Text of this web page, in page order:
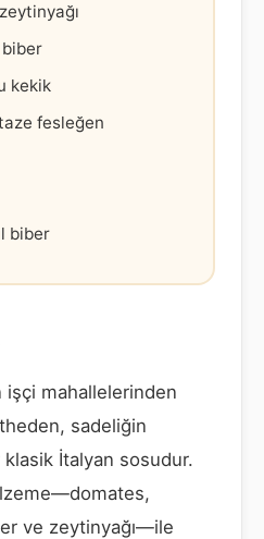
biber
kekik
fesleğen
biber
işçi mahallelerinden
sadeliğin
İtalyan sosudur.
ve zeytinyağı—ile